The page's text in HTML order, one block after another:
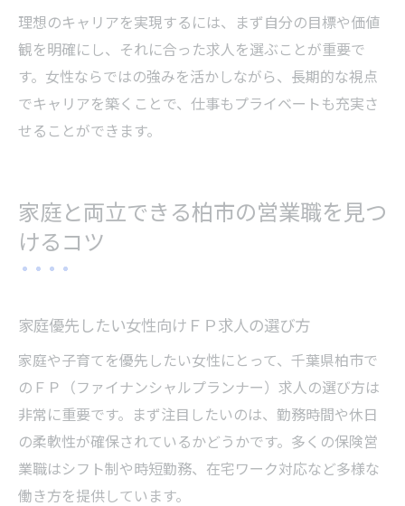
理想のキャリアを実現するには、まず自分の目標や価値
観を明確にし、それに合った求人を選ぶことが重要で
す。女性ならではの強みを活かしながら、長期的な視点
でキャリアを築くことで、仕事もプライベートも充実さ
せることができます。
家庭と両立できる柏市の営業職を見つ
けるコツ
家庭優先したい女性向けＦＰ求人の選び方
家庭や子育てを優先したい女性にとって、千葉県柏市で
のＦＰ（ファイナンシャルプランナー）求人の選び方は
非常に重要です。まず注目したいのは、勤務時間や休日
の柔軟性が確保されているかどうかです。多くの保険営
業職はシフト制や時短勤務、在宅ワーク対応など多様な
働き方を提供しています。